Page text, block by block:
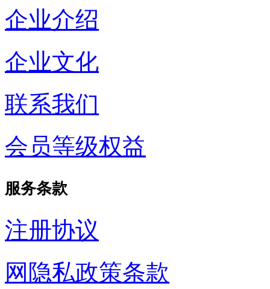
企业介绍
企业文化
联系我们
会员等级权益
服务条款
注册协议
网隐私政策条款